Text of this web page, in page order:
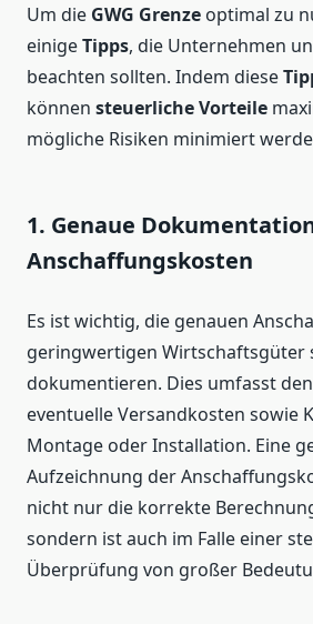
Um die GWG Grenze optimal zu
einigeTipps, die Unternehmen
beachten sollten. Indem diese
können steuerliche Vorteile
mögliche Risiken minimiert
1. Genaue
Anschaffungskosten
Es ist wichtig, die genauen
geringwertigen Wirtschaftsgüter
dokumentieren. Dies umfasst
eventuelle Versandkosten sowie
Montage oder Installation. Eine
Aufzeichnung der
nicht nur die korrekte
sondern ist auch im Falle einer
Überprüfung von großer